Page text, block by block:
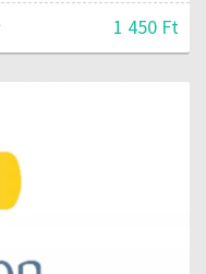
1 450 Ft